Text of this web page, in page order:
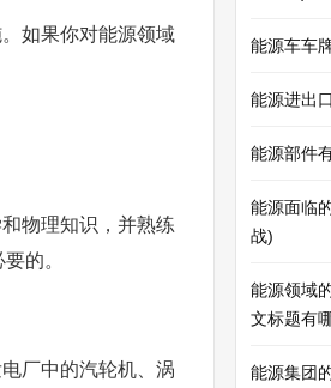
如果你对能源领域
物理知识，并熟练
的。
厂中的汽轮机、涡
能源车车
能源进出
能源部件
能源面临
战)
能源领域
文标题有
能源集团